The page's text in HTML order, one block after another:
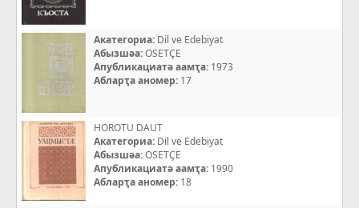
Акатегориа: Dil ve Edebiyat
Абызшәа:OSETÇE
Апубликациатә аамҭа: 1973
Абларҭа аномер: 17
HOROTU DAUT
Акатегориа: Dil ve Edebiyat
Абызшәа:OSETÇE
Апубликациатә аамҭа: 1990
Абларҭа аномер: 18